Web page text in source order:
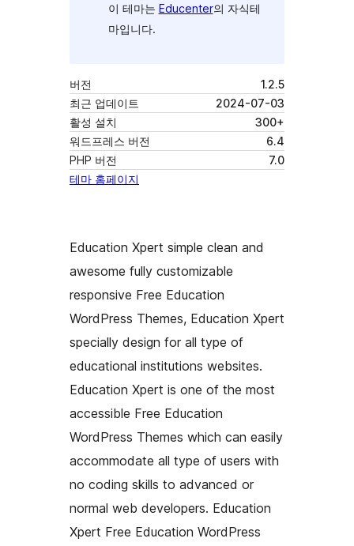
이 테마는 Educenter의 자식테
마입니다.
버전
1.2.5
최근 업데이트
2024-07-03
활성 설치
300+
워드프레스 버전
6.4
PHP 버전
7.0
테마 홈페이지
Education Xpert simple clean and
awesome fully customizable
responsive Free Education
WordPress Themes, Education Xpert
specially design for all type of
educational institutions websites.
Education Xpert is one of the most
accessible Free Education
WordPress Themes which can easily
accommodate all type of users with
no coding skills to advanced or
normal web developers. Education
Xpert Free Education WordPress